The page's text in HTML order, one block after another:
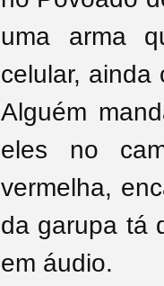
uma arma
celular, ainda
Alguém
eles no
vermelha,
da garupa tá
em áudio.